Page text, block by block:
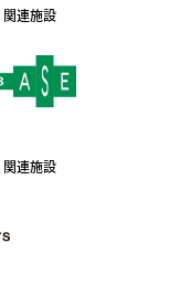
関連施設
関連施設